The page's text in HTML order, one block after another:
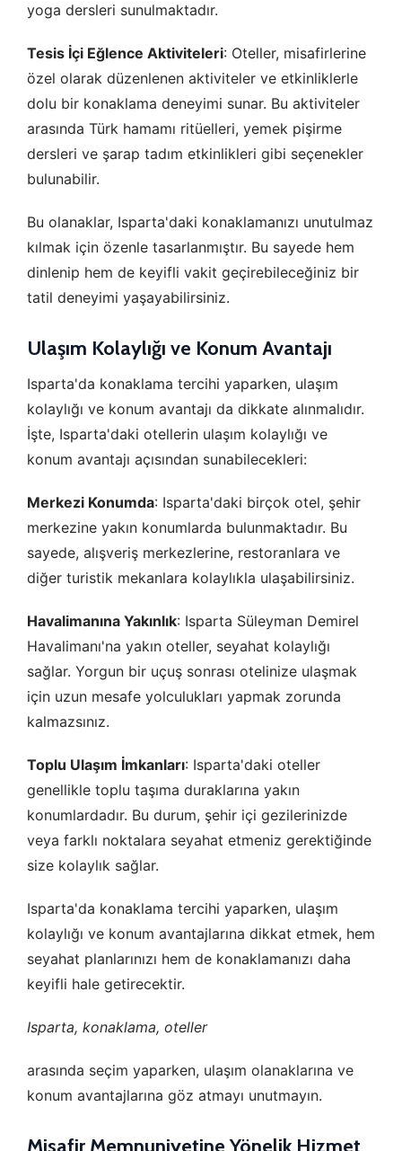
İstatistik Çerezleri
Ziyaretçilerin siteyi nasıl kullandığını anonim olarak ölçeriz.
Hangi sayfaların popüler olduğunu ve kullanıcıların nerede
zorluk yaşadığını anlamamıza yardımcı olur.
Pazarlama Çerezleri
Size ve ilgi alanlarınıza uygun reklamlar göstermek için
kullanılır. Kapatırsanız reklamları görmeye devam edersiniz,
ancak daha az alakalı olabilirler.
Tercihleri Kaydet
yoga dersleri sunulmaktadır.
Tesis İçi Eğlence Aktiviteleri: Oteller, misafirlerine
özel olarak düzenlenen aktiviteler ve etkinliklerle
dolu bir konaklama deneyimi sunar. Bu aktiviteler
arasında Türk hamamı ritüelleri, yemek pişirme
dersleri ve şarap tadım etkinlikleri gibi seçenekler
bulunabilir.
Bu olanaklar, Isparta'daki konaklamanızı unutulmaz
kılmak için özenle tasarlanmıştır. Bu sayede hem
dinlenip hem de keyifli vakit geçirebileceğiniz bir
tatil deneyimi yaşayabilirsiniz.
Ulaşım Kolaylığı ve Konum Avantajı
Isparta'da konaklama tercihi yaparken, ulaşım
kolaylığı ve konum avantajı da dikkate alınmalıdır.
İşte, Isparta'daki otellerin ulaşım kolaylığı ve
konum avantajı açısından sunabilecekleri:
Merkezi Konumda: Isparta'daki birçok otel, şehir
merkezine yakın konumlarda bulunmaktadır. Bu
sayede, alışveriş merkezlerine, restoranlara ve
diğer turistik mekanlara kolaylıkla ulaşabilirsiniz.
Havalimanına Yakınlık: Isparta Süleyman Demirel
Havalimanı'na yakın oteller, seyahat kolaylığı
sağlar. Yorgun bir uçuş sonrası otelinize ulaşmak
için uzun mesafe yolculukları yapmak zorunda
kalmazsınız.
Toplu Ulaşım İmkanları: Isparta'daki oteller
genellikle toplu taşıma duraklarına yakın
konumlardadır. Bu durum, şehir içi gezilerinizde
veya farklı noktalara seyahat etmeniz gerektiğinde
size kolaylık sağlar.
Isparta'da konaklama tercihi yaparken, ulaşım
kolaylığı ve konum avantajlarına dikkat etmek, hem
seyahat planlarınızı hem de konaklamanızı daha
keyifli hale getirecektir.
Isparta, konaklama, oteller
arasında seçim yaparken, ulaşım olanaklarına ve
konum avantajlarına göz atmayı unutmayın.